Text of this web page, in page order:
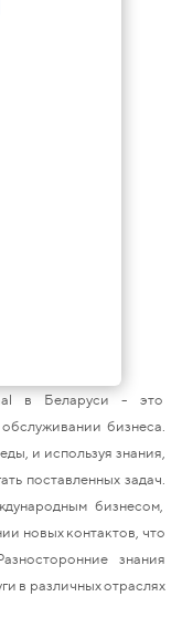
в Беларуси - это
бизнеса.
и используя знания,
поставленных задач.
бизнесом,
новых контактов, что
знания
в различных отраслях